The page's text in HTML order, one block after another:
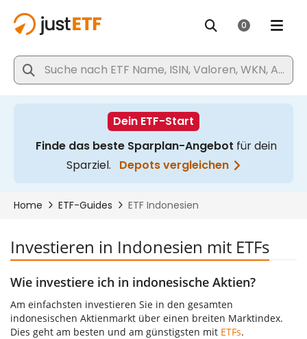
Investieren in Indonesien mit ETFs
Wie investiere ich in indonesische Aktien?
Am einfachsten investieren Sie in den gesamten
indonesischen Aktienmarkt über einen breiten Marktindex.
Dies geht am besten und am günstigsten mit ETFs.